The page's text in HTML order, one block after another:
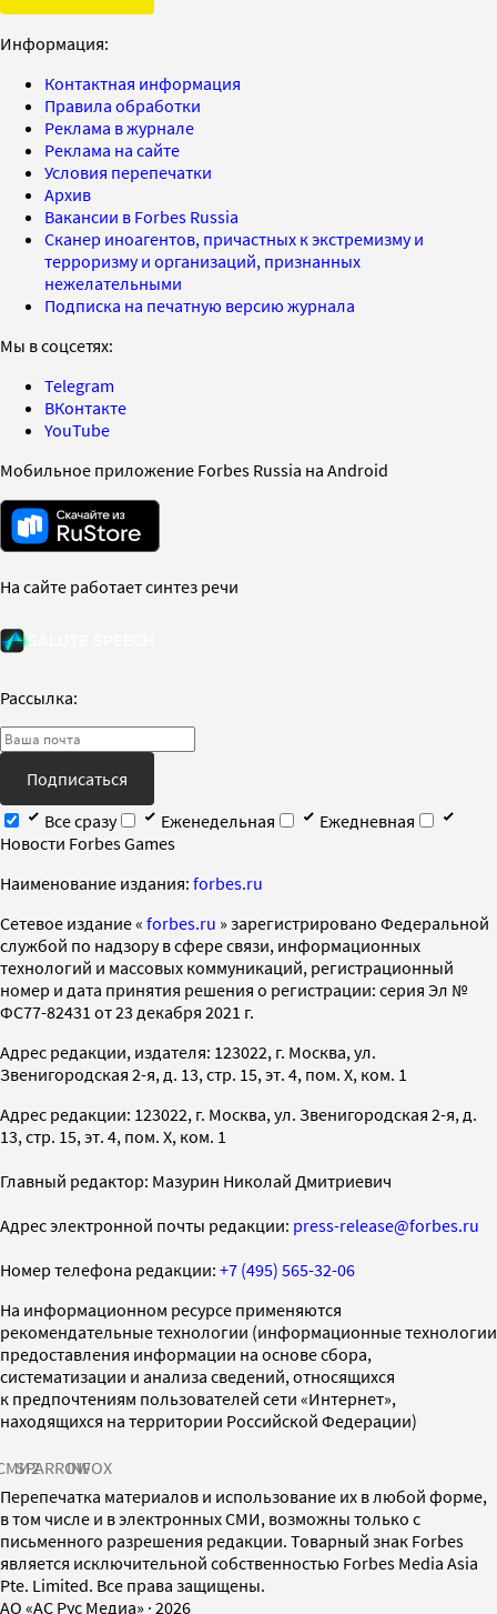
Информация:
Контактная информация
Правила обработки
Реклама в журнале
Реклама на сайте
Условия перепечатки
Архив
Вакансии в Forbes Russia
Сканер иноагентов, причастных к экстремизму и
терроризму и организаций, признанных
нежелательными
Подписка на печатную версию журнала
Мы в соцсетях:
Telegram
ВКонтакте
YouTube
Мобильное приложение Forbes Russia на Android
На сайте работает синтез речи
Рассылка:
Подписаться
Все сразу
Еженедельная
Ежедневная
Новости Forbes Games
Наименование издания: forbes.ru
Cетевое издание « forbes.ru » зарегистрировано Федеральной
службой по надзору в сфере связи, информационных
технологий и массовых коммуникаций, регистрационный
номер и дата принятия решения о регистрации: серия Эл №
ФС77-82431 от 23 декабря 2021 г.
Адрес редакции, издателя: 123022, г. Москва, ул.
Звенигородская 2-я, д. 13, стр. 15, эт. 4, пом. X, ком. 1
Адрес редакции: 123022, г. Москва, ул. Звенигородская 2-я, д.
13, стр. 15, эт. 4, пом. X, ком. 1
Главный редактор: Мазурин Николай Дмитриевич
Адрес электронной почты редакции: press-release@forbes.ru
Номер телефона редакции: +7 (495) 565-32-06
На информационном ресурсе применяются
рекомендательные технологии (информационные технологии
предоставления информации на основе сбора,
систематизации и анализа сведений, относящихся
к предпочтениям пользователей сети «Интернет»,
находящихся на территории Российской Федерации)
SPARROWINFOX
Перепечатка материалов и использование их в любой форме,
в том числе и в электронных СМИ, возможны только с
письменного разрешения редакции. Товарный знак Forbes
является исключительной собственностью Forbes Media Asia
Pte. Limited. Все права защищены.
AO «АС Рус Медиа» · 2026